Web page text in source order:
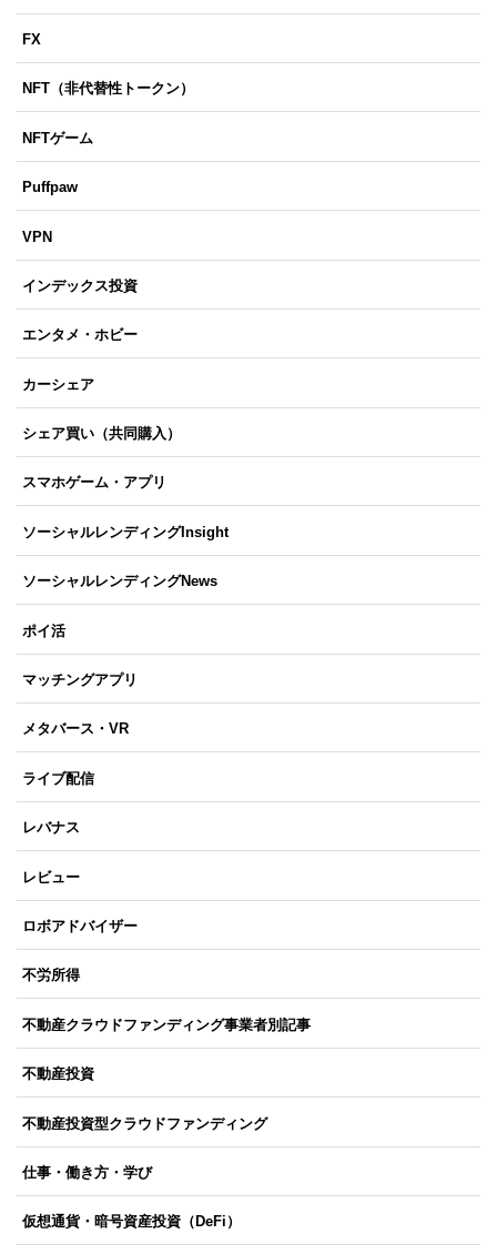
FX
NFT（非代替性トークン）
NFTゲーム
Puffpaw
VPN
インデックス投資
エンタメ・ホビー
カーシェア
シェア買い（共同購入）
スマホゲーム・アプリ
ソーシャルレンディングInsight
ソーシャルレンディングNews
ポイ活
マッチングアプリ
メタバース・VR
ライブ配信
レバナス
レビュー
ロボアドバイザー
不労所得
不動産クラウドファンディング事業者別記事
不動産投資
不動産投資型クラウドファンディング
仕事・働き方・学び
仮想通貨・暗号資産投資（DeFi）